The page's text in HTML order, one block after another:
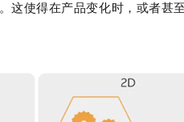
这使得在产品变化时，或者